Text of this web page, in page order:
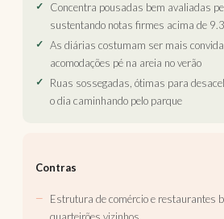
Concentra pousadas bem avaliadas
sustentando notas firmes acima de 9.3
As diárias costumam ser mais
acomodações pé na areia no verão
Ruas sossegadas, ótimas para
o dia caminhando pelo parque
Contras
Estrutura de comércio e restaurantes